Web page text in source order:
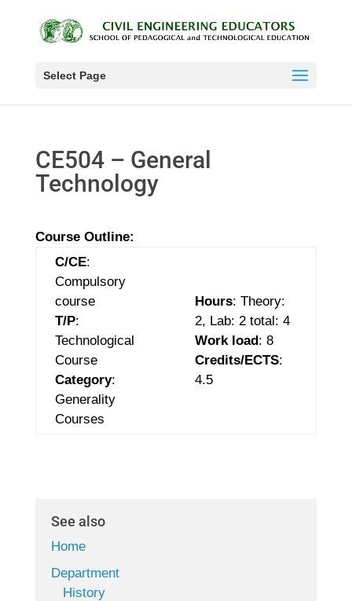
Select Page
CE504 – General
Technology
Course Outline:
C/CE:
Compulsory
course
T/P:
Technological
Course
Category:
Generality
Courses
Hours: Theory:
2, Lab: 2total: 4
Work load: 8
Credits/ECTS:
4.5
See also
Home
Department
History